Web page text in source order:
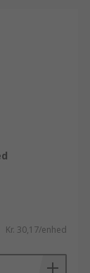
Kr. 30,17/enhed